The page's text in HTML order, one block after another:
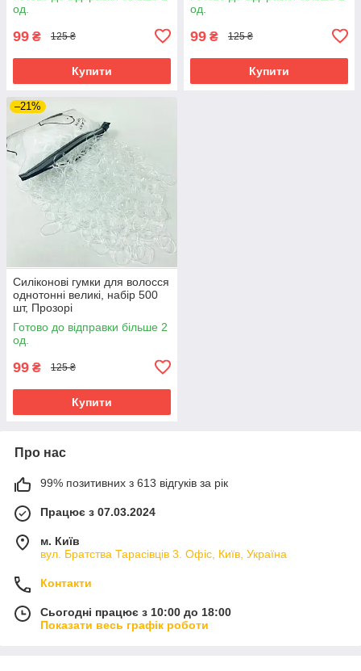
од.
99 ₴ 125 ₴
Купити
од.
99 ₴ 125 ₴
Купити
–21%
Силіконові гумки для волосся
однотонні великі, набір 500
шт, Прозорі
Готово до відправки більше 2
од.
99 ₴ 125 ₴
Купити
Про нас
99% позитивних з 613 відгуків за рік
Працює з 07.03.2024
м. Київ
вул. Братства Тарасівців 3. Офіс, Київ, Україна
Контакти
Сьогодні працює з 10:00 до 18:00
Показати весь графік роботи